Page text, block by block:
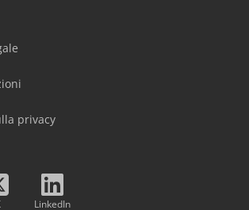
privacy
LinkedIn